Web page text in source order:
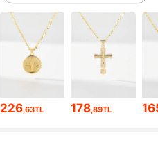
226,63TL 178,89TL